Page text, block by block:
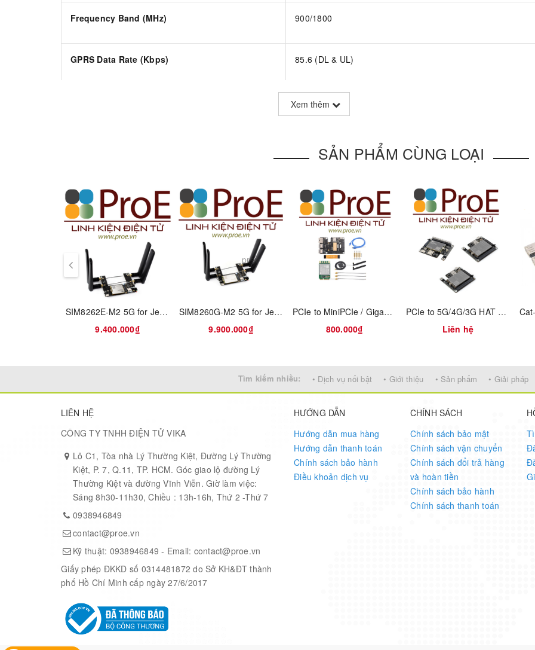
Frequency Band (MHz) 900/1800
GPRS Data Rate (Kbps) 85.6 (DL & UL)
TCP/ UDP/ PPP/ HTTP/ FTP/ SMTP/ PING/ NTP/ NITZ/ MMS
Sending/ SSL
2 x UART
Audio 1 inputs/ 1 outputs Analog; 1 Digital
SIM Interface 1.8V/ 3V
Voltage - Supply 3.4V - 4.4V
1.3mA @DRX=5; 1.2mA @DRX=9
24.0mm L x 24.0mm W x 3.0mm H
Weight (approx.)
Temperature Range
Xem thêm
SẢN PHẨM CÙNG LOẠI
SIM8262E-M2 5G for Jetson Orin
9.400.000₫
SIM8260G-M2 5G for Jetson Orin
9.900.000₫
PCIe to MiniPCIe / Gigabit Ethernet / USB 3.2 Gen1 HAT for Raspberry Pi 5, Supports MiniPCIe interface 4G Module, High-speed Networking, Raspberry Pi 5 HAT
800.000₫
PCIe to 5G/4G/3G HAT designed for Raspberry Pi 5
Liên hệ
prev
Tìm kiếm nhiều: • Dịch vụ nổi bật • Giới thiệu • Sản phẩm • Giải pháp
LIÊN HỆ
CÔNG TY TNHH ĐIỆN TỬ VIKA
Lô C1, Tòa nhà Lý Thường Kiệt, Đường Lý Thường
Kiệt, P. 7, Q.11, TP. HCM. Góc giao lộ đường Lý
Thường Kiệt và đường Vĩnh Viễn. Giờ làm việc:
Sáng 8h30-11h30, Chiều : 13h-16h, Thứ 2 -Thứ 7
0938946849
contact@proe.vn
Kỹ thuật: 0938946849 - Email: contact@proe.vn
Giấy phép ĐKKD số 0314481872 do Sở KH&ĐT thành
phố Hồ Chí Minh cấp ngày 27/6/2017
HƯỚNG DẪN
Hướng dẫn mua hàng
Hướng dẫn thanh toán
Chính sách bảo hành
Điều khoản dịch vụ
CHÍNH SÁCH
Chính sách bảo mật
Chính sách vận chuyển
Chính sách đổi trả hàng
và hoàn tiền
Chính sách bảo hành
Chính sách thanh toán